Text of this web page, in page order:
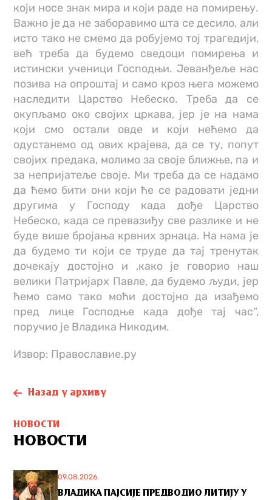
који носе знак мира и који раде на помирењу.
Важно је да не заборавимо шта се десило, али
исто тако не смемо да робујемо тој трагедији,
већ треба да будемо сведоци помирења и
истински ученици Господњи. Јеванђеље нас
позива на опроштај и само кроз њега можемо
наследити Царство Небеско. Треба да се
окупљамо око својих цркава, јер је на нама
који смо остали овде и који нећемо да
одустанемо од ових крајева, да се ту, попут
својих предака, молимо за своје ближње, па и
за непријатеље своје. Ми треба да се надамо
да ћемо бити они који ће се радовати једни
другима у Господу када дође Царство
Небеско, када се превазиђу све разлике и не
буде више бројања крвних зрнаца. На нама је
да будемо ти који се труде да тај тренутак
дочекају достојно и ,како је говорио наш
велики Патријарх Павле, да будемо људи, јер
ћемо само тако моћи достојно да изађемо
пред лице Господње када дође тај час“,
поручио је Владика Никодим.
Извор: Православие.ру
Назад у архиву
НОВОСТИ
НОВОСТИ
09.08.2026.
ВЛАДИКА ПАЈСИЈЕ ПРЕДВОДИО ЛИТИЈУ У